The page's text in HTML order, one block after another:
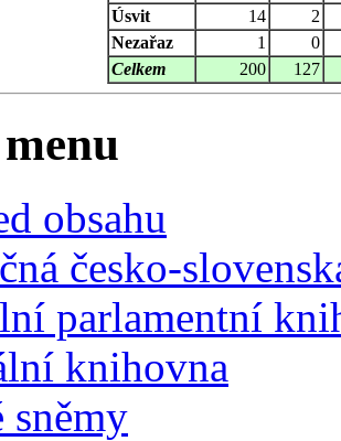
Úsvit
14
2
Nezařaz
1
0
Celkem
200 127
obsahu
česko-
parlamentní
knihovna
sněmy